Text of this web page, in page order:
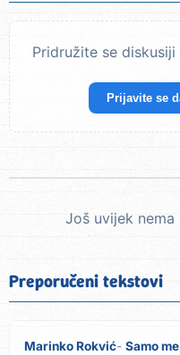
Pridružite se
Prijavite se
Još uvijek
Preporučeni tekstovi
Marinko Rokvić Samo